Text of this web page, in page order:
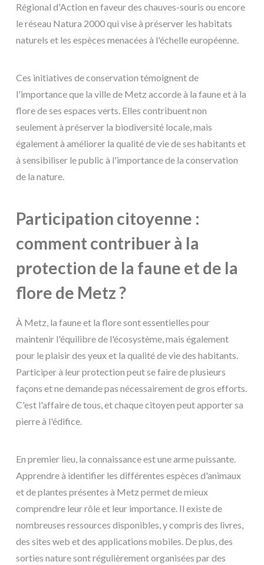
Régional d'Action en faveur des chauves-souris ou encore
le réseau Natura 2000 qui vise à préserver les habitats
naturels et les espèces menacées à l'échelle européenne.
Ces initiatives de conservation témoignent de
l'importance que la ville de Metz accorde à la faune et à la
flore de ses espaces verts. Elles contribuent non
seulement à préserver la biodiversité locale, mais
également à améliorer la qualité de vie de ses habitants et
à sensibiliser le public à l'importance de la conservation
de la nature.
Participation citoyenne :
comment contribuer à la
protection de la faune et de la
flore de Metz ?
À Metz, la faune et la flore sont essentielles pour
maintenir l'équilibre de l'écosystème, mais également
pour le plaisir des yeux et la qualité de vie des habitants.
Participer à leur protection peut se faire de plusieurs
façons et ne demande pas nécessairement de gros efforts.
C'est l'affaire de tous, et chaque citoyen peut apporter sa
pierre à l'édifice.
En premier lieu, la connaissance est une arme puissante.
Apprendre à identifier les différentes espèces d'animaux
et de plantes présentes à Metz permet de mieux
comprendre leur rôle et leur importance. Il existe de
nombreuses ressources disponibles, y compris des livres,
des sites web et des applications mobiles. De plus, des
sorties nature sont régulièrement organisées par des